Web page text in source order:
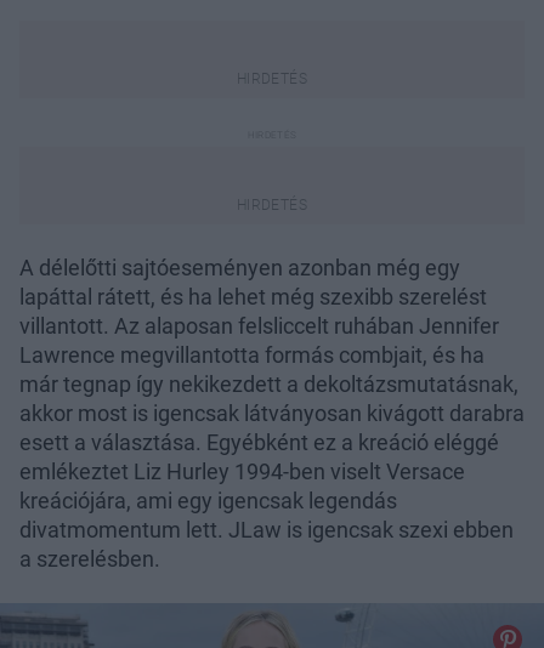
A délelőtti sajtóeseményen azonban még egy
lapáttal rátett, és ha lehet még szexibb szerelést
villantott. Az alaposan felsliccelt ruhában Jennifer
Lawrence megvillantotta formás combjait, és ha
már tegnap így nekikezdett a dekoltázsmutatásnak,
akkor most is igencsak látványosan kivágott darabra
esett a választása. Egyébként ez a kreáció eléggé
emlékeztet Liz Hurley 1994-ben viselt Versace
kreációjára, ami egy igencsak legendás
divatmomentum lett. JLaw is igencsak szexi ebben
a szerelésben.